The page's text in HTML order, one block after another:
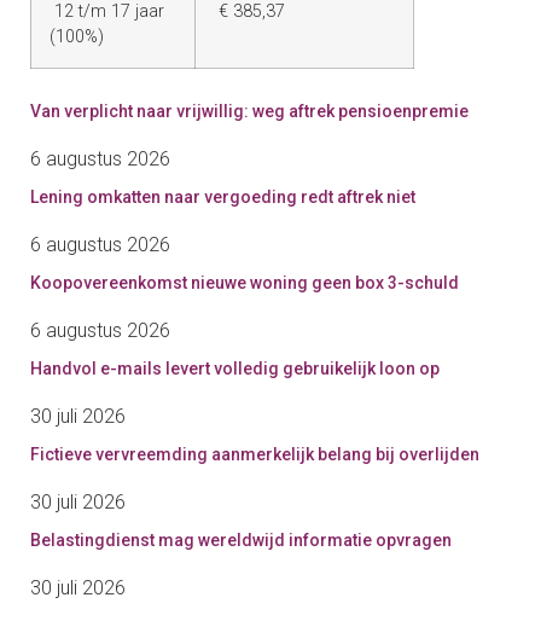
12 t/m 17 jaar
(100%)
€ 385,37
Van verplicht naar vrijwillig: weg aftrek pensioenpremie
6 augustus 2026
Lening omkatten naar vergoeding redt aftrek niet
6 augustus 2026
Koopovereenkomst nieuwe woning geen box 3-schuld
6 augustus 2026
Handvol e-mails levert volledig gebruikelijk loon op
30 juli 2026
Fictieve vervreemding aanmerkelijk belang bij overlijden
30 juli 2026
Belastingdienst mag wereldwijd informatie opvragen
30 juli 2026